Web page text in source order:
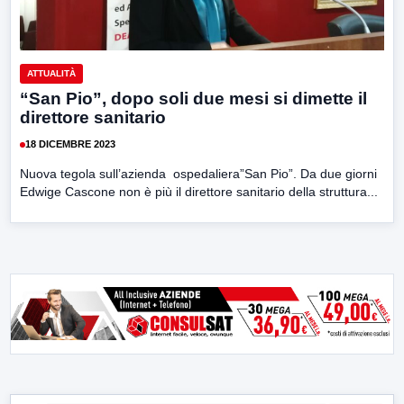
ATTUALITÀ
“San Pio”, dopo soli due mesi si dimette il
direttore sanitario
18 DICEMBRE 2023
Nuova tegola sull’azienda ospedaliera”San Pio”. Da due giorni
Edwige Cascone non è più il direttore sanitario della struttura...